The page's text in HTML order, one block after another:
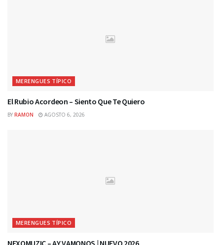
MERENGUES TÍPICO
El Rubio Acordeon – Siento Que Te Quiero
BY RAMON AGOSTO 6, 2026
MERENGUES TÍPICO
NEXOMUZIC – AY VAMONOS | NUEVO 2026